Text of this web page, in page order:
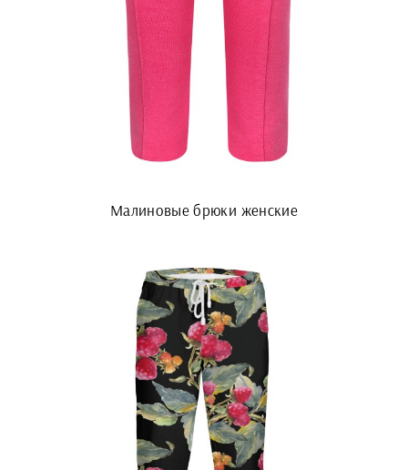
Малиновые брюки женские